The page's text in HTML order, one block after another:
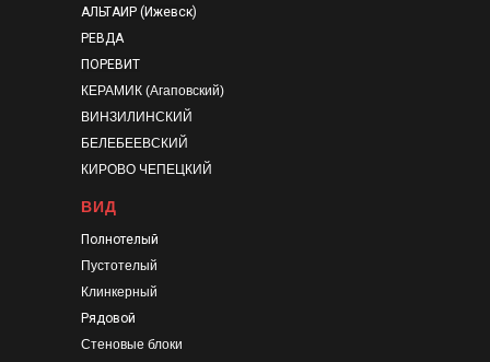
АЛЬТАИР (Ижевск)
РЕВДА
ПОРЕВИТ
КЕРАМИК (Агаповский)
ВИНЗИЛИНСКИЙ
БЕЛЕБЕЕВСКИЙ
КИРОВО ЧЕПЕЦКИЙ
ВИД
Полнотелый
Пустотелый
Клинкерный
Рядовой
Стеновые блоки